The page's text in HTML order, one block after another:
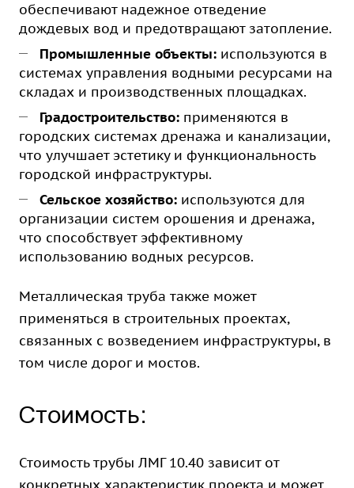
обеспечивают надежное отведение
дождевых вод и предотвращают затопление.
Промышленные объекты: используются в
системах управления водными ресурсами на
складах и производственных площадках.
Градостроительство: применяются в
городских системах дренажа и канализации,
что улучшает эстетику и функциональность
городской инфраструктуры.
Сельское хозяйство: используются для
организации систем орошения и дренажа,
что способствует эффективному
использованию водных ресурсов.
Металлическая труба также может
применяться в строительных проектах,
связанных с возведением инфраструктуры, в
том числе дорог и мостов.
Стоимость:
Стоимость трубы ЛМГ 10.40 зависит от